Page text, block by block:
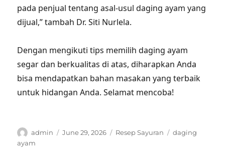
pada penjual tentang asal-usul daging ayam yang
dijual,” tambah Dr. Siti Nurlela.
Dengan mengikuti tips memilih daging ayam
segar dan berkualitas di atas, diharapkan Anda
bisa mendapatkan bahan masakan yang terbaik
untuk hidangan Anda. Selamat mencoba!
Author
admin
Posted
June 29, 2026 Categories
Resep Sayuran Tags
daging
ayam